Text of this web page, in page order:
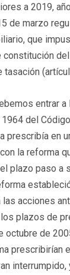
a 2019,
de marzo
que
entrar
del
prescribía en
la reforma
plazo paso a
acciones
plazos de
octubre de
prescribirían